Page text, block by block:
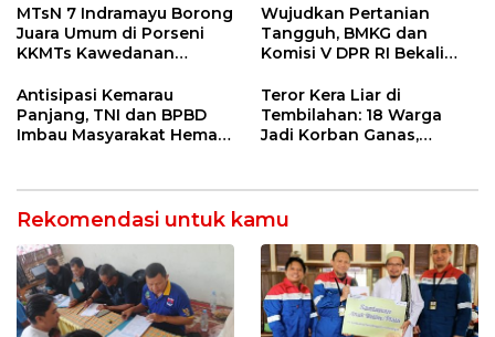
55 Tol Binjai–Langsa
Entaskan Kemiskinan di
Indramayu
MTsN 7 Indramayu Borong
Juara Umum di Porseni
KKMTs Kawedanan
Wujudkan Pertanian
Tangguh, BMKG dan
Komisi V DPR RI Bekali
Sekolah Lapang Iklim
Antisipasi Kemarau
Panjang, TNI dan BPBD
Imbau Masyarakat Hemat
Teror Kera Liar di
Tembilahan: 18 Warga
Jadi Korban Ganas,
Rekomendasi untuk kamu